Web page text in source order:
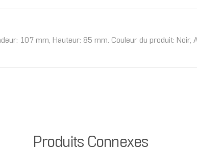
107 mm, Hauteur: 85 mm. Couleur du produit: Noir,
Produits Connexes